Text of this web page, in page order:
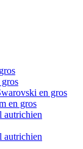
gros
en gros
en gros
autrichien
autrichien